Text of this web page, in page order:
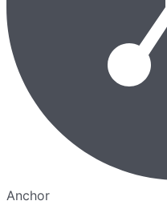
Anchor